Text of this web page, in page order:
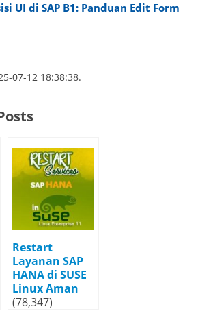
UI di SAP B1: Panduan Edit Form
07-12 18:38:38.
Restart
Layanan SAP
HANA di SUSE
Linux Aman
(78,347)